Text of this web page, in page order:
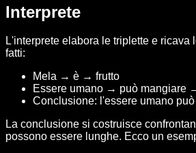
Interprete
L'interprete elabora le triplette e ricava
fatti:
Mela → è → frutto
Essere umano → può mangiare
Conclusione: l'essere umano
La conclusione si costruisce
possono essere lunghe. Ecco un